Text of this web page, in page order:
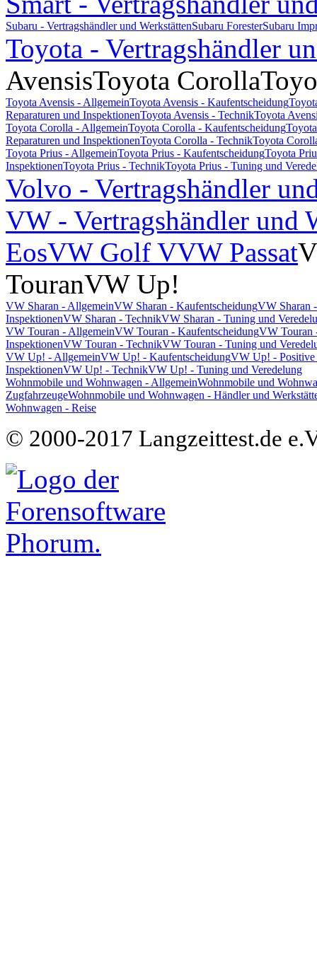
Subaru - Vertragshändler und WerkstättenSubaru ForesterSubaru
Toyota - Vertragshändler
AvensisToyota Corolla
Toyota Avensis - AllgemeinToyota Avensis - Kaufentscheidung
Reparaturen und InspektionenToyota Avensis - TechnikToyota
Toyota Corolla - AllgemeinToyota Corolla - Kaufentscheidung
Reparaturen und InspektionenToyota Corolla - TechnikToyota
Toyota Prius - AllgemeinToyota Prius - KaufentscheidungToyota
InspektionenToyota Prius - TechnikToyota Prius - Tuning und
Volvo - Vertragshändler
VW - Vertragshändler und
EosVW Golf VVW Passat
TouranVW Up!
VW Sharan - AllgemeinVW Sharan - KaufentscheidungVW Sharan
InspektionenVW Sharan - TechnikVW Sharan - Tuning und
VW Touran - AllgemeinVW Touran - KaufentscheidungVW Touran
InspektionenVW Touran - TechnikVW Touran - Tuning und
VW Up! - AllgemeinVW Up! - KaufentscheidungVW Up! - Positive
InspektionenVW Up! - TechnikVW Up! - Tuning und Veredelung
Wohnmobile und Wohnwagen - AllgemeinWohnmobile und
ZugfahrzeugeWohnmobile und Wohnwagen - Händler und
Wohnwagen - Reise
© 2000-2017 Langzeittest.de